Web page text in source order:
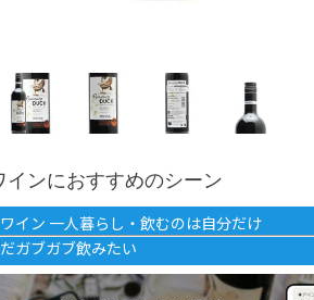
インにおすすめのシーン
イン 一人暮らし・飲むのは自分だけ
ガブガブ飲みたい